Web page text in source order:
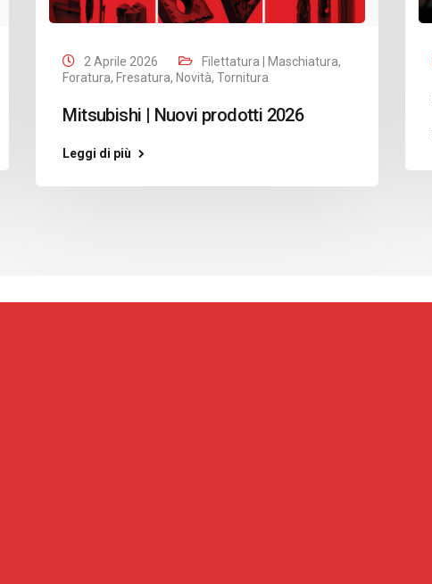
2 Aprile 2026 Filettatura | Maschiatura,
Foratura, Fresatura, Novità,Tornitura
Mitsubishi | Nuovi prodotti 2026
Leggi di più